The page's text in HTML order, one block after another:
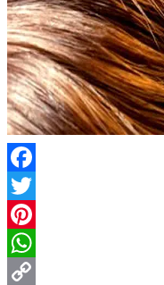
Facebook
Twitter
Pinterest
WhatsApp